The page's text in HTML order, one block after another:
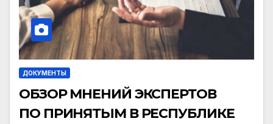
ДОКУМЕНТЫ
ОБЗОР МНЕНИЙ ЭКСПЕРТОВ
ПО ПРИНЯТЫМ В РЕСПУБЛИКЕ